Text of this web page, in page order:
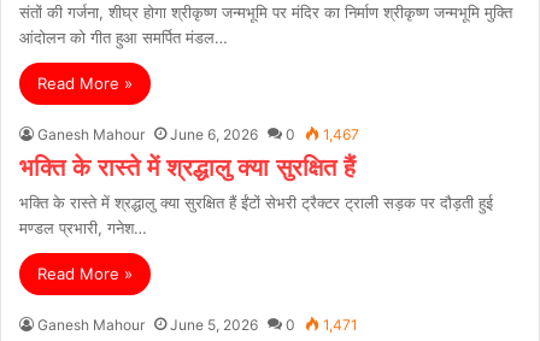
संतों की गर्जना, शीघ्र होगा श्रीकृष्ण जन्मभूमि पर मंदिर का निर्माण श्रीकृष्ण जन्मभूमि मुक्ति
आंदोलन को गीत हुआ समर्पित मंडल…
Read More »
Ganesh Mahour June 6, 2026 0 1,467
भक्ति के रास्ते में श्रद्धालु क्या सुरक्षित हैं
भक्ति के रास्ते में श्रद्धालु क्या सुरक्षित हैं ईंटों सेभरी ट्रैक्टर ट्राली सड़क पर दौड़ती हुई
मण्डल प्रभारी, गनेश…
Read More »
Ganesh Mahour June 5, 2026 0 1,471